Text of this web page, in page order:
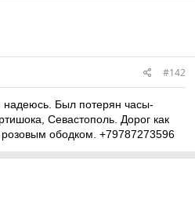
#142
Был потерян часы-
Севастополь. Дорог как
ободком. +79787273596